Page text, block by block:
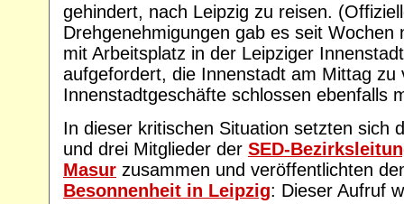
gehindert, nach Leipzig zu reisen.
Drehgenehmigungen gab es seit Wochen
mit Arbeitsplatz in der Leipziger
aufgefordert, die Innenstadt am Mittag zu
Innenstadtgeschäfte schlossen ebenfalls
In dieser kritischen Situation setzten sich
und drei Mitglieder der SED-
Masur zusammen und veröffentlichten
Besonnenheit in Leipzig: Dieser Aufruf